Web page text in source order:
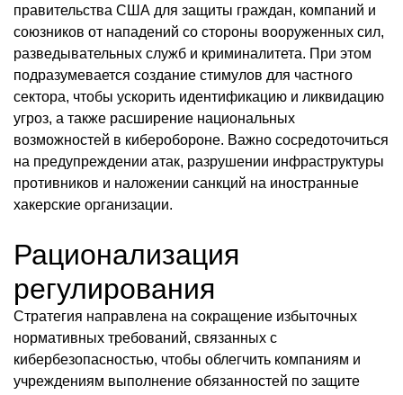
правительства США для защиты граждан, компаний и
союзников от нападений со стороны вооруженных сил,
разведывательных служб и криминалитета. При этом
подразумевается создание стимулов для частного
сектора, чтобы ускорить идентификацию и ликвидацию
угроз, а также расширение национальных
возможностей в киберобороне. Важно сосредоточиться
на предупреждении атак, разрушении инфраструктуры
противников и наложении санкций на иностранные
хакерские организации.
Рационализация
регулирования
Стратегия направлена на сокращение избыточных
нормативных требований, связанных с
кибербезопасностью, чтобы облегчить компаниям и
учреждениям выполнение обязанностей по защите